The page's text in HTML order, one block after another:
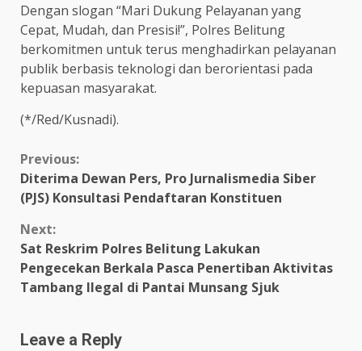
Dengan slogan “Mari Dukung Pelayanan yang
Cepat, Mudah, dan Presisi!”, Polres Belitung
berkomitmen untuk terus menghadirkan pelayanan
publik berbasis teknologi dan berorientasi pada
kepuasan masyarakat.
(*/Red/Kusnadi).
Continue
Reading
Previous:
Diterima Dewan Pers, Pro Jurnalismedia Siber
(PJS) Konsultasi Pendaftaran Konstituen
Next:
Sat Reskrim Polres Belitung Lakukan
Pengecekan Berkala Pasca Penertiban Aktivitas
Tambang Ilegal di Pantai Munsang Sjuk
Leave a Reply